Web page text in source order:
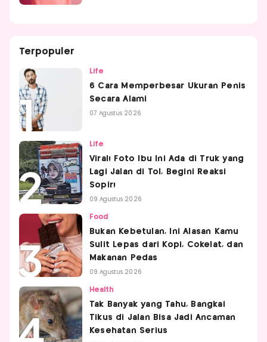
Terpopuler
Life
6 Cara Memperbesar Ukuran Penis
Secara Alami
07 Agustus 2026
Life
Viral! Foto Ibu Ini Ada di Truk yang
Lagi Jalan di Tol, Begini Reaksi
Sopir!
09 Agustus 2026
Food
Bukan Kebetulan, Ini Alasan Kamu
Sulit Lepas dari Kopi, Cokelat, dan
Makanan Pedas
09 Agustus 2026
Health
Tak Banyak yang Tahu, Bangkai
Tikus di Jalan Bisa Jadi Ancaman
Kesehatan Serius